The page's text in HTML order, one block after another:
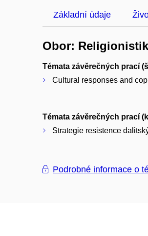
Základní údaje
Obor:
Témata závěrečných prací
Cultural responses and
Témata závěrečných prací
Strategie resistence
Podrobné informace o